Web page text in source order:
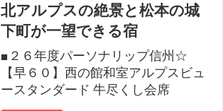
北アルプスの絶景と松本の城
下町が一望できる宿
■２６年度パーソナリップ信州☆
【早６０】西の館和室アルプスビュ
ースタンダード 牛尽くし会席